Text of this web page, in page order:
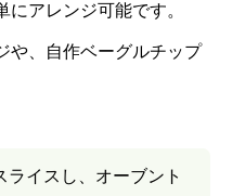
アレンジ可能です。
や、自作ベーグルチップ
イスし、オーブント